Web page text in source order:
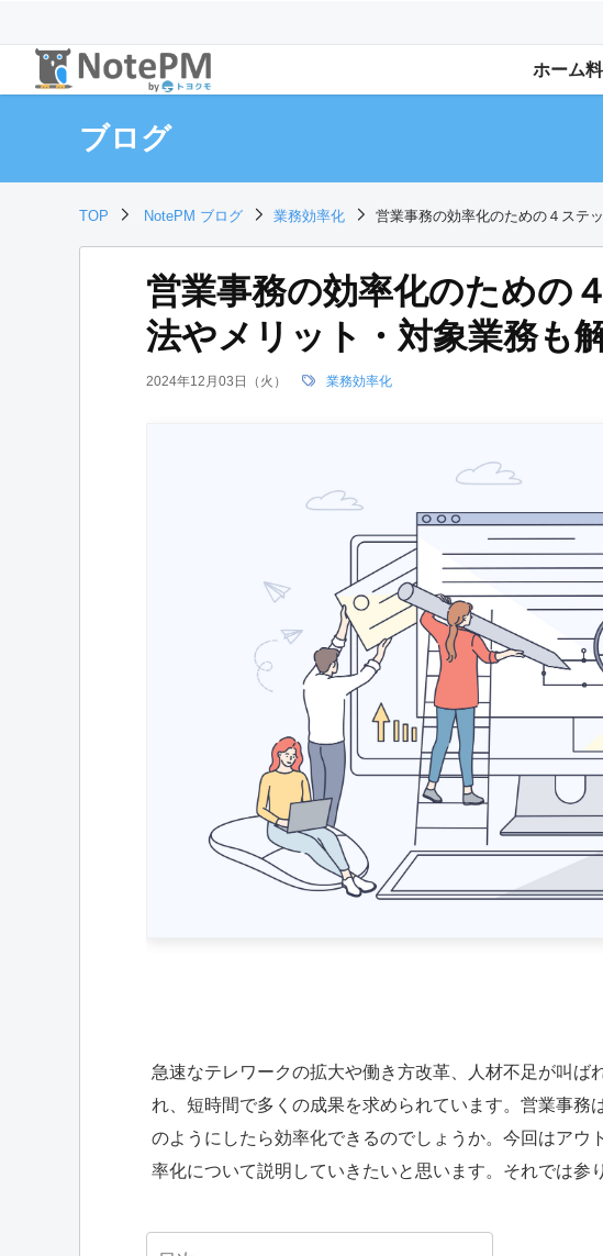
ホーム
ブログ
TOP NotePM ブログ 業務効率化 営業事務の効率化のための４ステ
営業事務の効率化のための
法やメリット・対象業務も
2024年12月03日（火） 業務効率化
急速なテレワークの拡大や働き方改革、人材不足が叫ば
れ、短時間で多くの成果を求められています。営業事務
のようにしたら効率化できるのでしょうか。今回はアウ
率化について説明していきたいと思います。それでは参